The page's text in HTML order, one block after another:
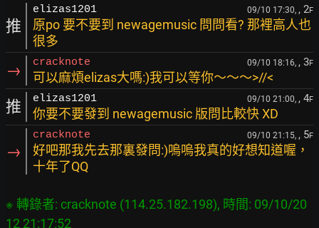
推
elizas1201 09/10 17:30, , 2F
原po 要不要到 newagemusic 問問看? 那裡高人也
很多
→ cracknote 09/10 18:16, , 3F
可以麻煩elizas大嗎:)我可以等你～～～>//<
推 elizas1201 09/10 21:00, , 4F
你要不要發到 newagemusic 版問比較快 XD
→
cracknote 09/10 21:15, , 5F
好吧那我先去那裏發問:)嗚嗚我真的好想知道喔，
十年了QQ
※ 轉錄者: cracknote (114.25.182.198), 時間: 09/10/20